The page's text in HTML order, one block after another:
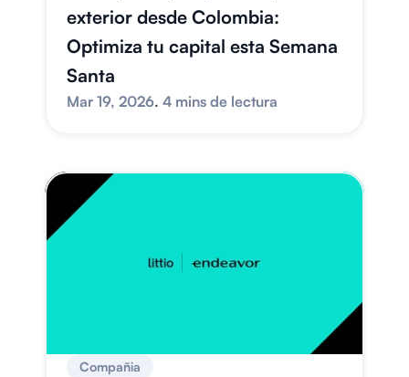
exterior desde Colombia:
Optimiza tu capital esta Semana
Santa
Mar 19, 2026. 4 mins de lectura
Compañia